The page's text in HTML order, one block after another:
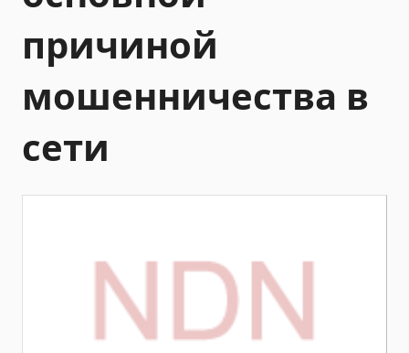
причиной
мошенничества в
сети